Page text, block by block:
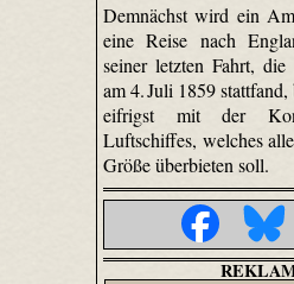
Demnächst wird ein
eine Reise nach
seiner letzten Fahrt,
am 4. Juli 1859
eifrigst mit der
Luftschiffes, welches
Größe überbieten soll.